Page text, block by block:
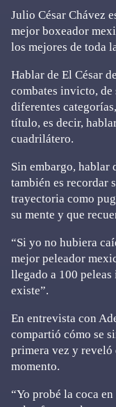
Julio César Chávez
mejor boxeador
los mejores de toda
Hablar de El César
combates invicto, de
diferentes
título, es decir,
cuadrilátero.
Sin embargo, hablar
también es recordar
trayectoria como
su mente y que
“Si yo no hubiera
mejor peleador
llegado a 100
existe”.
En entrevista con
compartió cómo se
primera vez y reveló
momento.
“Yo probé la coca